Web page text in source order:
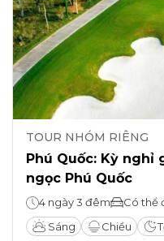
TOUR NHÓM RIÊNG
Phú Quốc: Kỳ nghỉ
ngọc Phú Quốc
4 ngày 3 đêm
Có thể
Sáng
Chiều